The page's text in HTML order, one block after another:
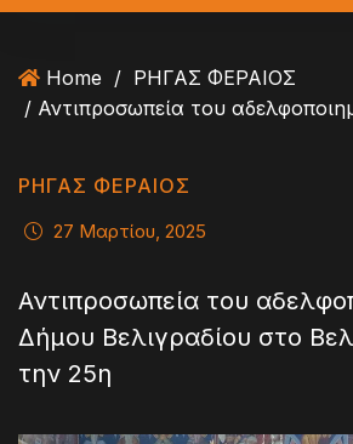
Home / ΡΗΓΑΣ ΦΕΡΑΙΟΣ
ΡΗΓΑΣ ΦΕΡΑΙΟΣ
27 Μαρτίου, 2025
Αντιπροσωπεία του
Δήμου Βελιγραδίου στο
την 25η